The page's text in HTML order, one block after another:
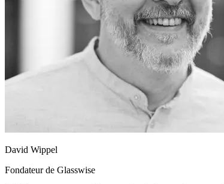
David Wippel
Fondateur de Glasswise